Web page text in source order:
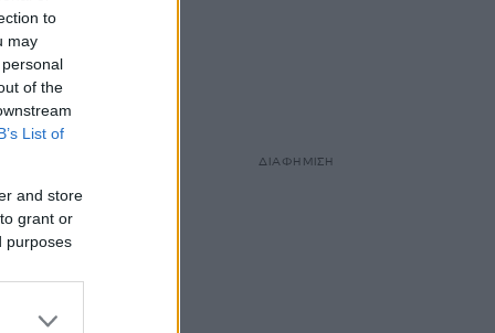
to
may
of the
List of
and store
grant or
purposes
ΔΙΑΦΗΜΙΣΗ